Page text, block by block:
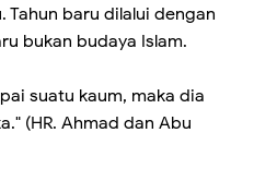
baru dilalui dengan
bukan budaya Islam.
suatu kaum, maka dia
(HR. Ahmad dan Abu